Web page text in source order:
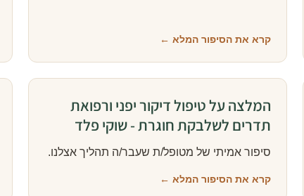
קרא את הסיפור המלא ←
המלצה על טיפול דיקור יפני ורפואת
תדרים לשלבקת חוגרת - שוקי פלד
סיפור אמיתי של מטופל/ת שעבר/ה תהליך אצלנו.
קרא את הסיפור המלא ←